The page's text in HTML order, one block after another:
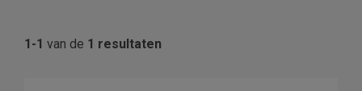
1-1 van de 1 resultaten